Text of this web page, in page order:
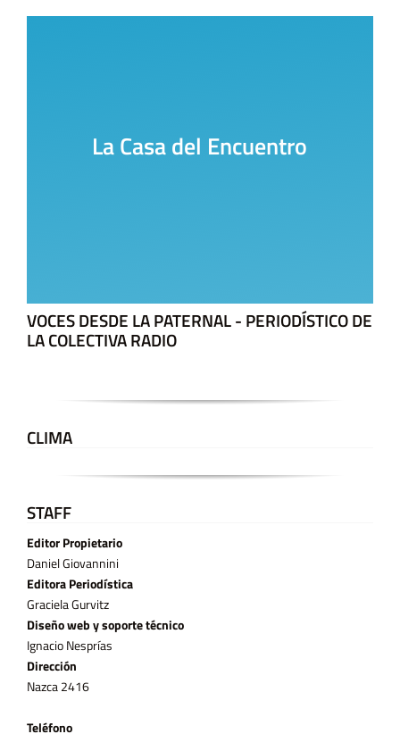
La Casa del Encuentro
VOCES DESDE LA PATERNAL - PERIODÍSTICO DE
LA COLECTIVA RADIO
CLIMA
STAFF
Editor Propietario
Daniel Giovannini
Editora Periodística
Graciela Gurvitz
Diseño web y soporte técnico
Ignacio Nesprías
Dirección
Nazca 2416
Teléfono